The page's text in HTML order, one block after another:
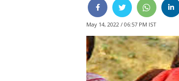
May 14, 2022 / 06:57 PM IST